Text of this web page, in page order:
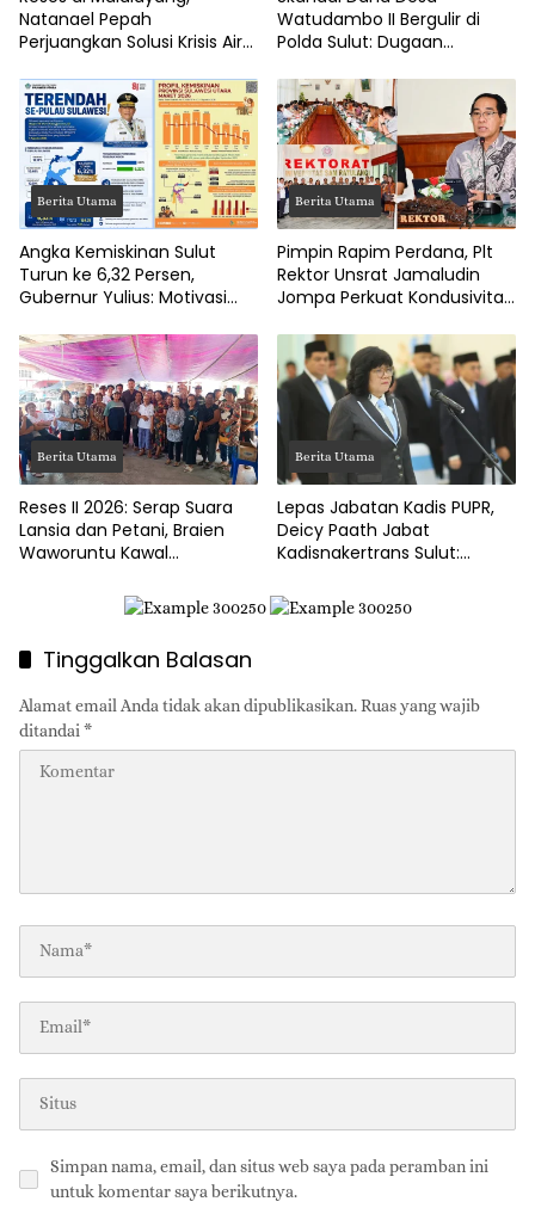
Natanael Pepah
Perjuangkan Solusi Krisis Air
DPRD Manado
Watudambo II Bergulir di
Polda Sulut: Dugaan
Hingga Jalan Tani Rp214
Juta
Berita Utama
Angka Kemiskinan Sulut
Turun ke 6,32 Persen,
Gubernur Yulius: Motivasi
Berita Utama
Pimpin Rapim Perdana, Plt
Rektor Unsrat Jamaludin
Jompa Perkuat Kondusivitas
Berita Utama
Reses II 2026: Serap Suara
Lansia dan Petani, Braien
Waworuntu Kawal
Berita Utama
Lepas Jabatan Kadis PUPR,
Deicy Paath Jabat
Kadisnakertrans Sulut:
Benahi BLK!
Tinggalkan Balasan
Alamat email Anda tidak akan dipublikasikan.Ruas yang wajib
ditandai *
Simpan nama, email, dan situs web saya pada peramban ini
untuk komentar saya berikutnya.